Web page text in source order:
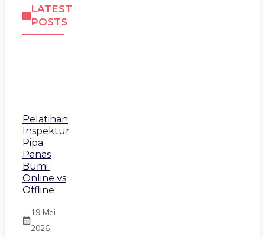
LATEST
POSTS
Pelatihan
Inspektur
Pipa
Panas
Bumi:
Online vs
Offline
19 Mei
2026